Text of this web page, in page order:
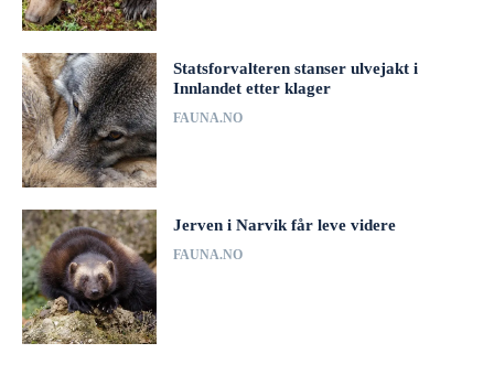
Statsforvalteren stanser ulvejakt i
Innlandet etter klager
FAUNA.NO
Jerven i Narvik får leve videre
FAUNA.NO